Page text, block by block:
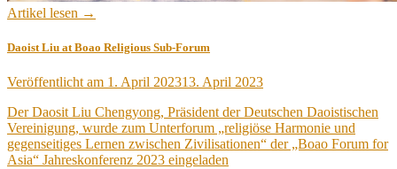
Artikel lesen →
Daoist Liu at Boao Religious Sub-Forum
Veröffentlicht am 1. April 202313. April 2023
Der Daosit Liu Chengyong, Präsident der Deutschen Daoistischen
Vereinigung, wurde zum Unterforum „religiöse Harmonie und
gegenseitiges Lernen zwischen Zivilisationen“ der „Boao Forum for
Asia“ Jahreskonferenz 2023 eingeladen